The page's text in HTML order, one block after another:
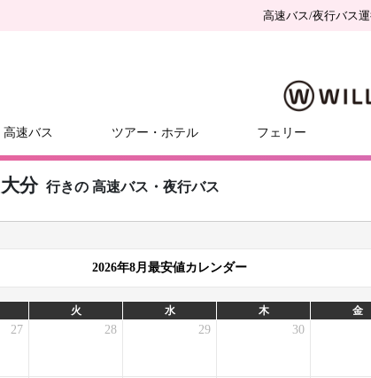
高速バス/夜行バス
高速バス ツアー・ホテル フェリー
大分 行きの 高速バス・夜行バス
2026年8月最安値カレンダー
火 水 木 金
27 28 29 30